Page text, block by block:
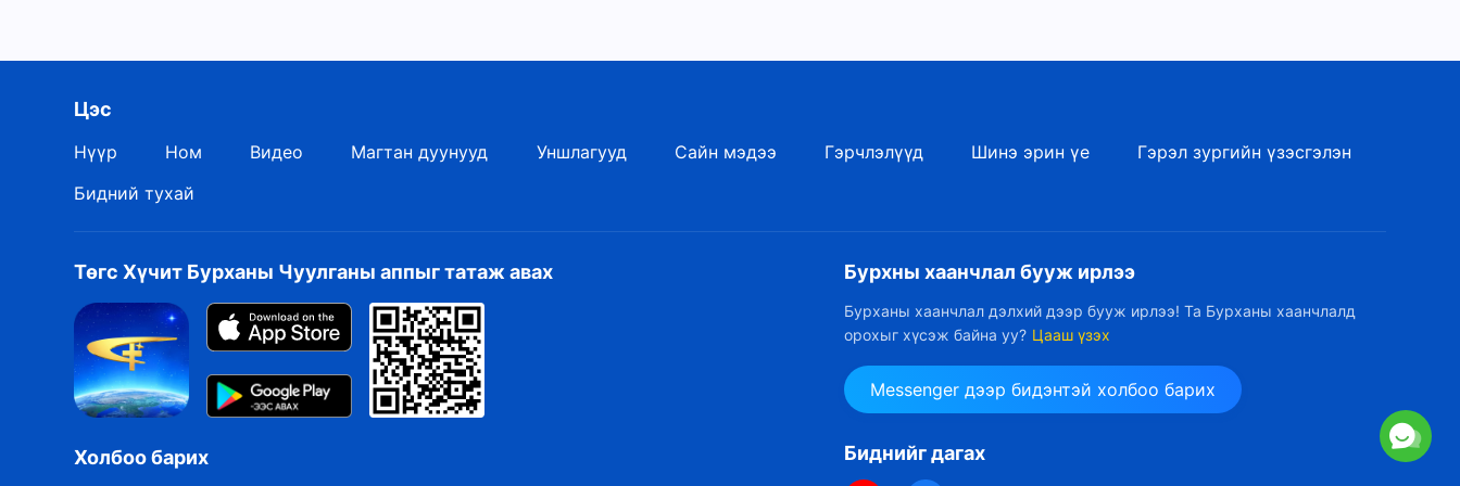
Бурханыг болон Түүний бүрэн дүүрэн байдлыг мэдэхэд та нарт туслахын төлөө юм. Чи бол Бүтээгчийн
гар дахь бүтээл гэдгээ мэдэх ёстой. Чи юуг ойлгох ёстой, юуг хийх ёстой, Бурханыг хэрхэн дагах
ёстой зэрэг нь чиний ухаж ойлгох ёстой үнэн биш гэж үү? Энэ чиний харах ёстой үзэгдлүүд биш гэж
Цэс
Нүүр Ном Видео Магтан дуунууд Уншлагууд Сайн мэдээ Гэрчлэлүүд Шинэ эрин үе
Гэрэл зургийн үзэсгэлэн
Бидний тухай
Төгс Хүчит Бурханы Чуулганы аппыг татаж авах
Холбоо барих
Бурхны хаанчлал бууж ирлээ
Бурханы хаанчлал дэлхий дээр бууж ирлээ! Та Бурханы хаанчлалд
орохыг хүсэж байна уу? Цааш үзэх
Messenger дээр бидэнтэй холбоо барих
Биднийг дагах